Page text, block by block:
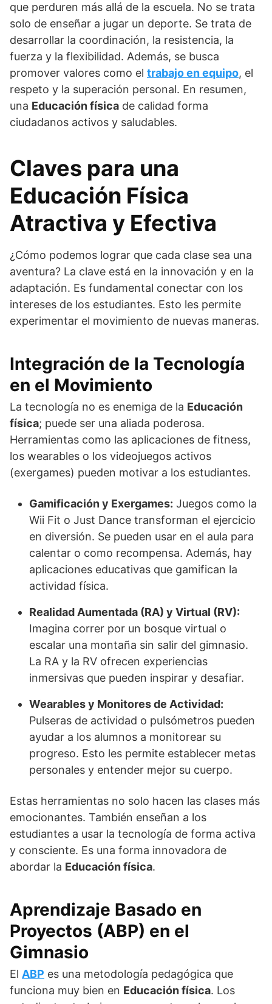
que perduren más allá de la escuela. No se trata
solo de enseñar a jugar un deporte. Se trata de
desarrollar la coordinación, la resistencia, la
fuerza y la flexibilidad. Además, se busca
promover valores como el trabajo en equipo, el
respeto y la superación personal. En resumen,
una Educación física de calidad forma
ciudadanos activos y saludables.
Claves para una
Educación Física
Atractiva y Efectiva
¿Cómo podemos lograr que cada clase sea una
aventura? La clave está en la innovación y en la
adaptación. Es fundamental conectar con los
intereses de los estudiantes. Esto les permite
experimentar el movimiento de nuevas maneras.
Integración de la Tecnología
en el Movimiento
La tecnología no es enemiga de la Educación
física; puede ser una aliada poderosa.
Herramientas como las aplicaciones de fitness,
los wearables o los videojuegos activos
(exergames) pueden motivar a los estudiantes.
Gamificación y Exergames: Juegos como la
Wii Fit o Just Dance transforman el ejercicio
en diversión. Se pueden usar en el aula para
calentar o como recompensa. Además, hay
aplicaciones educativas que gamifican la
actividad física.
Realidad Aumentada (RA) y Virtual (RV):
Imagina correr por un bosque virtual o
escalar una montaña sin salir del gimnasio.
La RA y la RV ofrecen experiencias
inmersivas que pueden inspirar y desafiar.
Wearables y Monitores de Actividad:
Pulseras de actividad o pulsómetros pueden
ayudar a los alumnos a monitorear su
progreso. Esto les permite establecer metas
personales y entender mejor su cuerpo.
Estas herramientas no solo hacen las clases más
emocionantes. También enseñan a los
estudiantes a usar la tecnología de forma activa
y consciente. Es una forma innovadora de
abordar la Educación física.
Aprendizaje Basado en
Proyectos (ABP) en el
Gimnasio
El ABP es una metodología pedagógica que
funciona muy bien en Educación física. Los